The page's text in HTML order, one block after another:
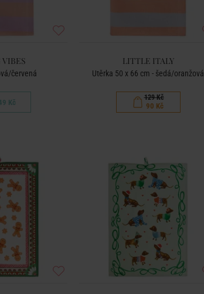
VIBES
červená
Kč
LITTLE ITALY
Utěrka 50 x 66 cm - šedá/oranžová
129 Kč
90 Kč